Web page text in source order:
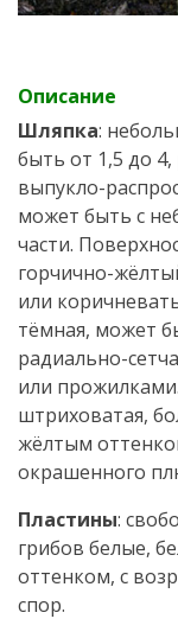
Описание
Шляпка:
быть от 1,5 до
выпукло-
может быть с
части.
горчично-
или
тёмная, может
радиально-
или
штриховатая,
жёлтым
окрашенного
Пластины:
грибов белые,
оттенком, с
спор.